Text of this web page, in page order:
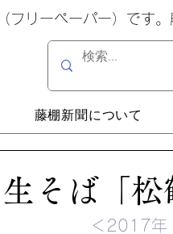
フリーペーパー）です
藤棚新聞について
そば「松
＜2017年